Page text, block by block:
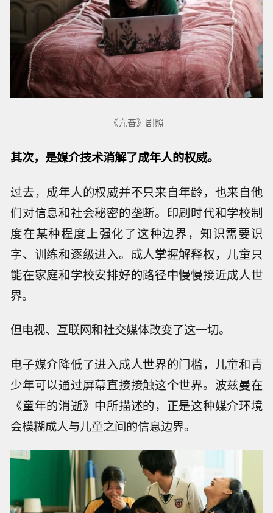
《亢奋》剧照
其次，是媒介技术消解了成年人的权威。
过去，成年人的权威并不只来自年龄，也来自他
们对信息和社会秘密的垄断。印刷时代和学校制
度在某种程度上强化了这种边界，知识需要识
字、训练和逐级进入。成人掌握解释权，儿童只
能在家庭和学校安排好的路径中慢慢接近成人世
界。
但电视、互联网和社交媒体改变了这一切。
电子媒介降低了进入成人世界的门槛，儿童和青
少年可以通过屏幕直接接触这个世界。波兹曼在
《童年的消逝》中所描述的，正是这种媒介环境
会模糊成人与儿童之间的信息边界。